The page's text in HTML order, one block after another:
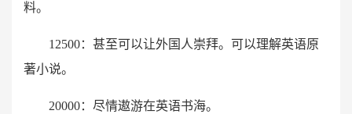
料。
12500：甚至可以让外国人崇拜。可以理解英语原
著小说。
20000：尽情遨游在英语书海。